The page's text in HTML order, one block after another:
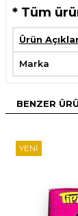
* Tüm
Ürün
Marka
BENZER
YENI